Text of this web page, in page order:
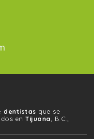
dentistas que se
en Tijuana , B.C.,